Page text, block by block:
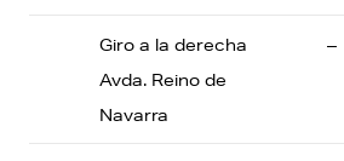
Giro a la derecha
Avda. Reino de
Navarra
–